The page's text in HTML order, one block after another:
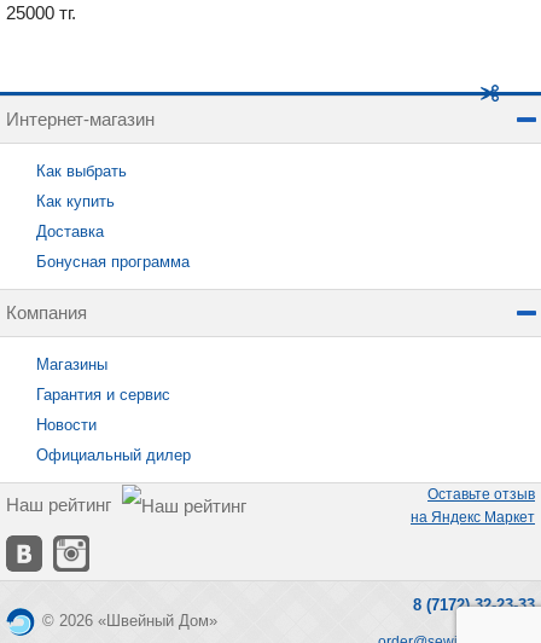
25000 тг.
Интернет-магазин
Как выбрать
Как купить
Доставка
Бонусная программа
Компания
Магазины
Гарантия и сервис
Новости
Официальный дилер
Наш рейтинг
Оставьте отзыв
на Яндекс Маркет
© 2026 «Швейный Дом»
8 (7172) 32-23-33